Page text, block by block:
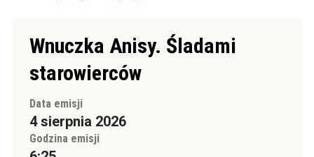
Wnuczka Anisy. Śladami
starowierców
Data emisji
4 sierpnia 2026
Godzina emisji